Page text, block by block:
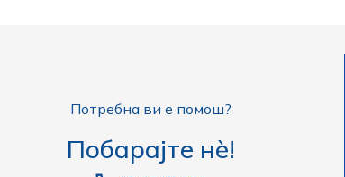
Потребна ви е помош?
Побарајте нè!